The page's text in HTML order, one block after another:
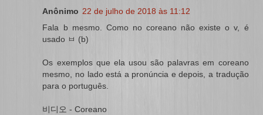
Anônimo 22 de julho de 2018 às 11:12
Fala b mesmo. Como no coreano não existe o v, é
usado ㅂ (b)
Os exemplos que ela usou são palavras em coreano
mesmo, no lado está a pronúncia e depois, a tradução
para o português.
비디오 - Coreano